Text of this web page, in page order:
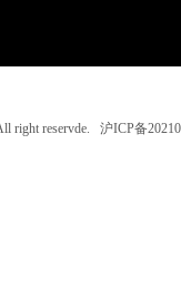
right reservde. 沪ICP备